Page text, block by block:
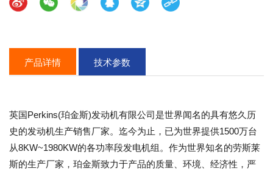
产品详情 技术参数
英国Perkins(珀金斯)发动机有限公司是世界闻名的具有悠久历
史的发动机生产销售厂家。迄今为止，已为世界提供1500万台
从8KW~1980KW的各功率段发电机组。作为世界知名的劳斯莱
斯的生产厂家，珀金斯致力于产品的质量、环境、经济性，严